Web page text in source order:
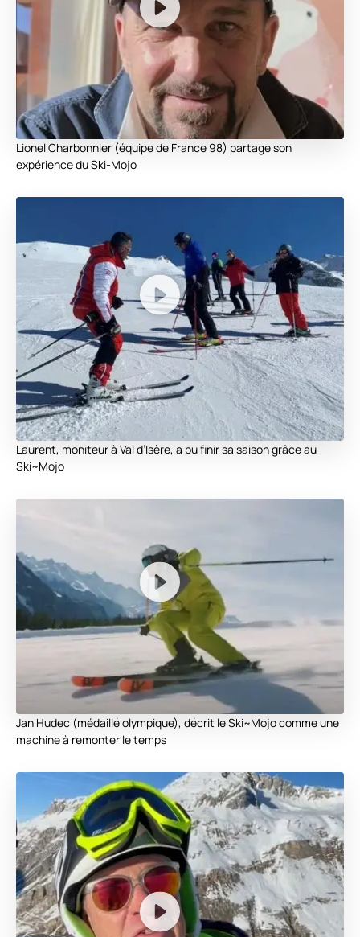
Lionel Charbonnier (équipe de France 98) partage son
expérience du Ski-Mojo
Laurent, moniteur à Val d’Isère, a pu finir sa saison grâce au
Ski~Mojo
Jan Hudec (médaillé olympique), décrit le Ski~Mojo comme une
machine à remonter le temps